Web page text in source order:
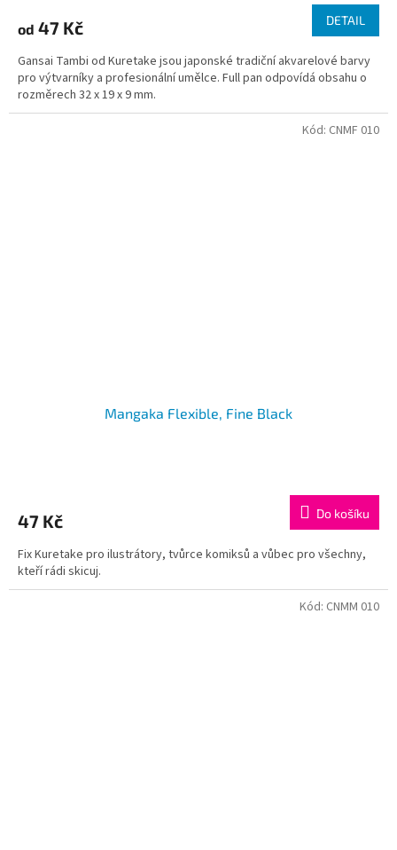
od 47 Kč DETAIL
Gansai Tambi od Kuretake jsou japonské tradiční akvarelové barvy
pro výtvarníky a profesionální umělce. Full pan odpovídá obsahu o
rozměrech 32 x 19 x 9 mm.
Mangaka Flexible, Fine Black
47 Kč Do košíku
Fix Kuretake pro ilustrátory, tvůrce komiksů a vůbec pro všechny,
kteří rádi skicuj.
Kód: CNMF 010
Kód: CNMM 010